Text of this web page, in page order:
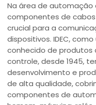
Na área de automação
componentes de
crucial para a
dispositivos. IDEC,
conhecido de produtos
controle, desde 1945,
desenvolvimento e
de alta qualidade,
componentes de